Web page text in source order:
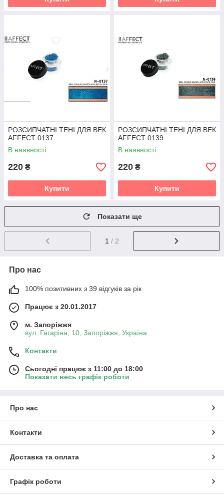
РОЗСИПЧАТНІ ТЕНІ ДЛЯ ВЕК
AFFECT 0137
В наявності
220 ₴
Купити
РОЗСИПЧАТНІ ТЕНІ ДЛЯ ВЕК
AFFECT 0139
В наявності
220 ₴
Купити
Показати ще
1 / 2
Про нас
100% позитивних з 39 відгуків за рік
Працює з 20.01.2017
м. Запоріжжя
вул. Гагаріна, 10, Запоріжжя, Україна
Контакти
Сьогодні працює з 11:00 до 18:00
Показати весь графік роботи
Про нас
Контакти
Доставка та оплата
Графік роботи